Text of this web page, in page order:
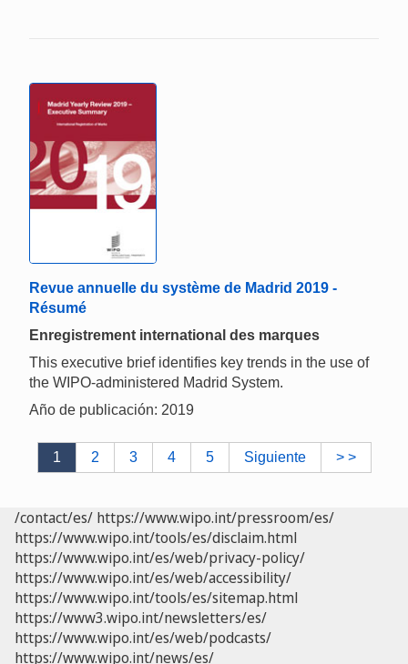
Revue annuelle du système de Madrid 2019 -
Résumé
Enregistrement international des marques
This executive brief identifies key trends in the use of
the WIPO-administered Madrid System.
Año de publicación: 2019
1 2 3 4 5 Siguiente > >
/contact/es/ https://www.wipo.int/pressroom/es/
https://www.wipo.int/tools/es/disclaim.html
https://www.wipo.int/es/web/privacy-policy/
https://www.wipo.int/es/web/accessibility/
https://www.wipo.int/tools/es/sitemap.html
https://www3.wipo.int/newsletters/es/
https://www.wipo.int/es/web/podcasts/
https://www.wipo.int/news/es/